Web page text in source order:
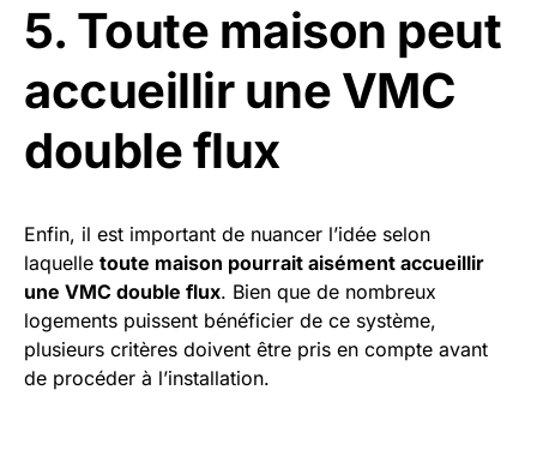
5. Toute maison peut
accueillir une VMC
double flux
Enfin, il est important de nuancer l’idée selon
laquelle toute maison pourrait aisément accueillir
une VMC double flux. Bien que de nombreux
logements puissent bénéficier de ce système,
plusieurs critères doivent être pris en compte avant
de procéder à l’installation.